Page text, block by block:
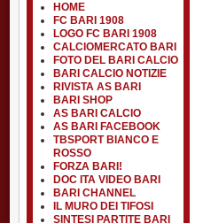
HOME
FC BARI 1908
LOGO FC BARI 1908
CALCIOMERCATO BARI
FOTO DEL BARI CALCIO
BARI CALCIO NOTIZIE
RIVISTA AS BARI
BARI SHOP
AS BARI CALCIO
AS BARI FACEBOOK
TBSPORT BIANCO E
ROSSO
FORZA BARI!
DOC ITA VIDEO BARI
BARI CHANNEL
IL MURO DEI TIFOSI
SINTESI PARTITE BARI